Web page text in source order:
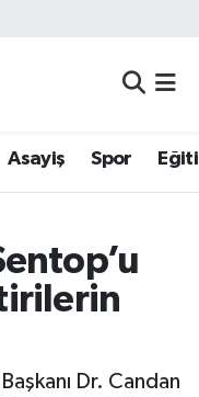
Asayiş Spor
Dr. Candan